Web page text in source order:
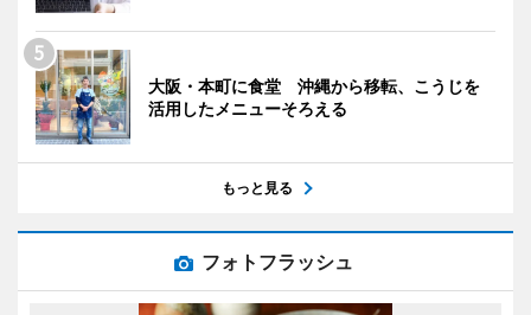
大阪・本町に食堂 沖縄から移転、こうじを
活用したメニューそろえる
もっと見る
フォトフラッシュ